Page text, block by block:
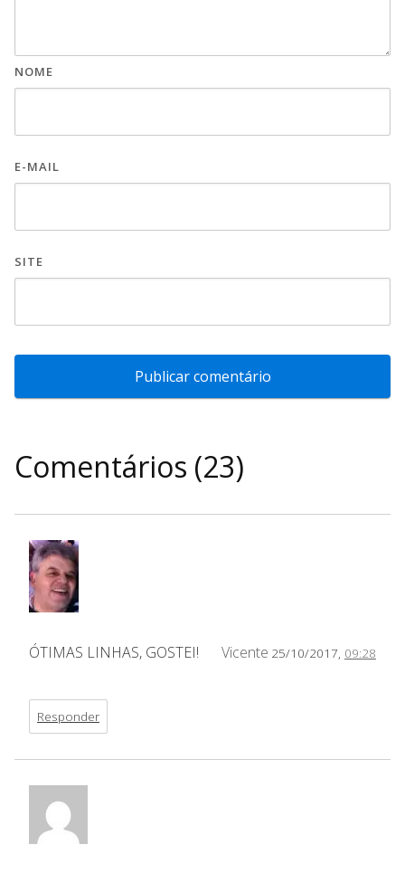
NOME
E-MAIL
SITE
Comentários (23)
Vicente 25/10/2017, 09:28
ÓTIMAS LINHAS, GOSTEI!
Responder